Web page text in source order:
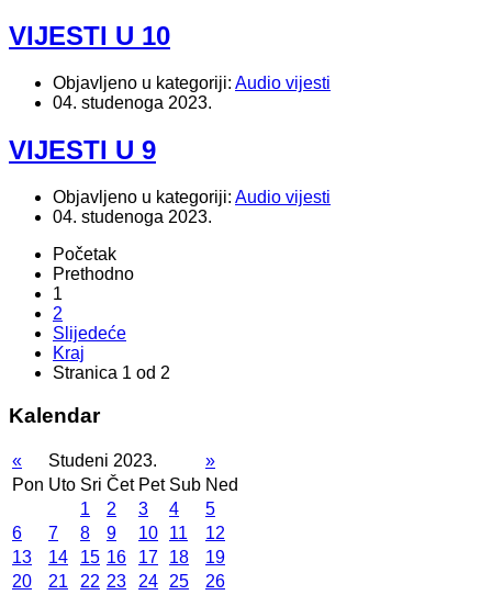
VIJESTI U 10
Objavljeno u kategoriji: Audio vijesti
04. studenoga 2023.
VIJESTI U 9
Objavljeno u kategoriji: Audio vijesti
04. studenoga 2023.
Početak
Prethodno
1
2
Slijedeće
Kraj
Stranica 1 od 2
Kalendar
« Studeni 2023.
»
Pon Uto Sri Čet Pet Sub Ned
1
2 3 4
5
6
7 8 9 10 11
12
13
14 15 16 17 18
19
20
21 22 23 24 25
26